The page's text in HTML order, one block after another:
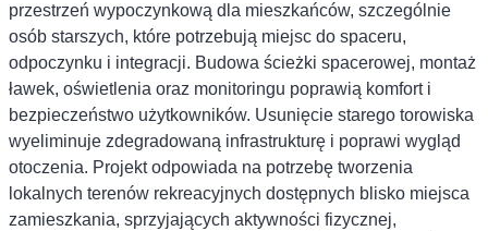
przestrzeń wypoczynkową dla mieszkańców, szczególnie
osób starszych, które potrzebują miejsc do spaceru,
odpoczynku i integracji. Budowa ścieżki spacerowej, montaż
ławek, oświetlenia oraz monitoringu poprawią komfort i
bezpieczeństwo użytkowników. Usunięcie starego torowiska
wyeliminuje zdegradowaną infrastrukturę i poprawi wygląd
otoczenia. Projekt odpowiada na potrzebę tworzenia
lokalnych terenów rekreacyjnych dostępnych blisko miejsca
zamieszkania, sprzyjających aktywności fizycznej,